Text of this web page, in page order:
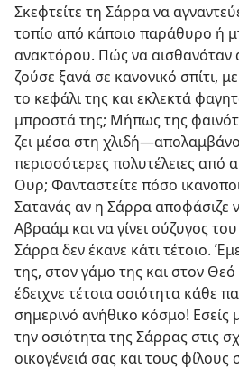
Σκεφτείτε τη Σάρρα να
τοπίο από κάποιο παράθυρο ή
ανακτόρου. Πώς να
ζούσε ξανά σε κανονικό σπίτι,
το κεφάλι της και εκλεκτά
μπροστά της; Μήπως της
ζει μέσα στη
περισσότερες πολυτέλειες από
Ουρ; Φανταστείτε πόσο
Σατανάς αν η Σάρρα αποφάσιζε
Αβραάμ και να γίνει σύζυγος
Σάρρα δεν έκανε κάτι τέτοιο.
της, στον γάμο της και στον
έδειχνε τέτοια οσιότητα κάθε
σημερινό ανήθικο κόσμο! Εσείς
την οσιότητα της Σάρρας στις
οικογένειά σας και τους φίλους